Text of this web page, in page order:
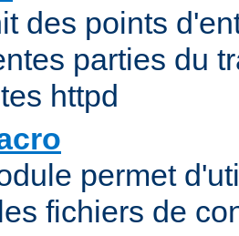
des points
parties du
httpd
permet
fichiers de